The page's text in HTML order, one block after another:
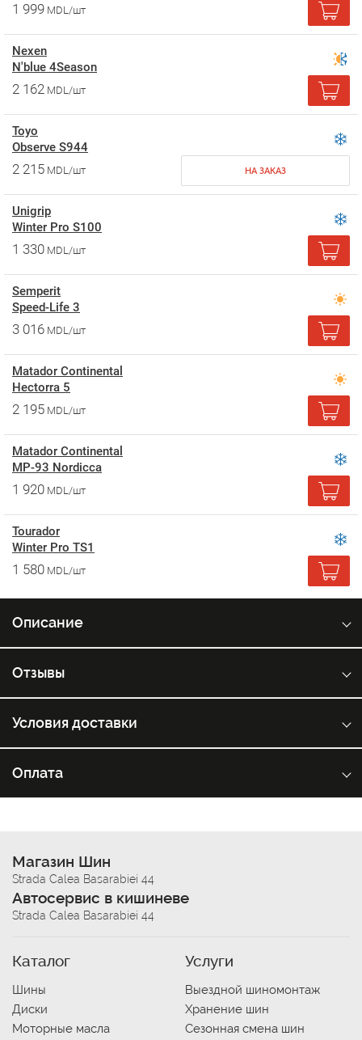
1 999 MDL/шт
Nexen
N'blue 4Season
2 162 MDL/шт
Toyo
Observe S944
2 215 MDL/шт НА ЗАКАЗ
Unigrip
Winter Pro S100
1 330 MDL/шт
Semperit
Speed-Life 3
3 016 MDL/шт
Matador Continental
Hectorra 5
2 195 MDL/шт
Matador Continental
MP-93 Nordicca
1 920 MDL/шт
Tourador
Winter Pro TS1
1 580 MDL/шт
Описание
Отзывы
Условия доставки
Оплата
Магазин Шин
Strada Calea Basarabiei 44
Автосервис в кишиневе
Strada Calea Basarabiei 44
Каталог
Шины
Диски
Моторные масла
Услуги
Выездной шиномонтаж
Хранение шин
Сезонная смена шин